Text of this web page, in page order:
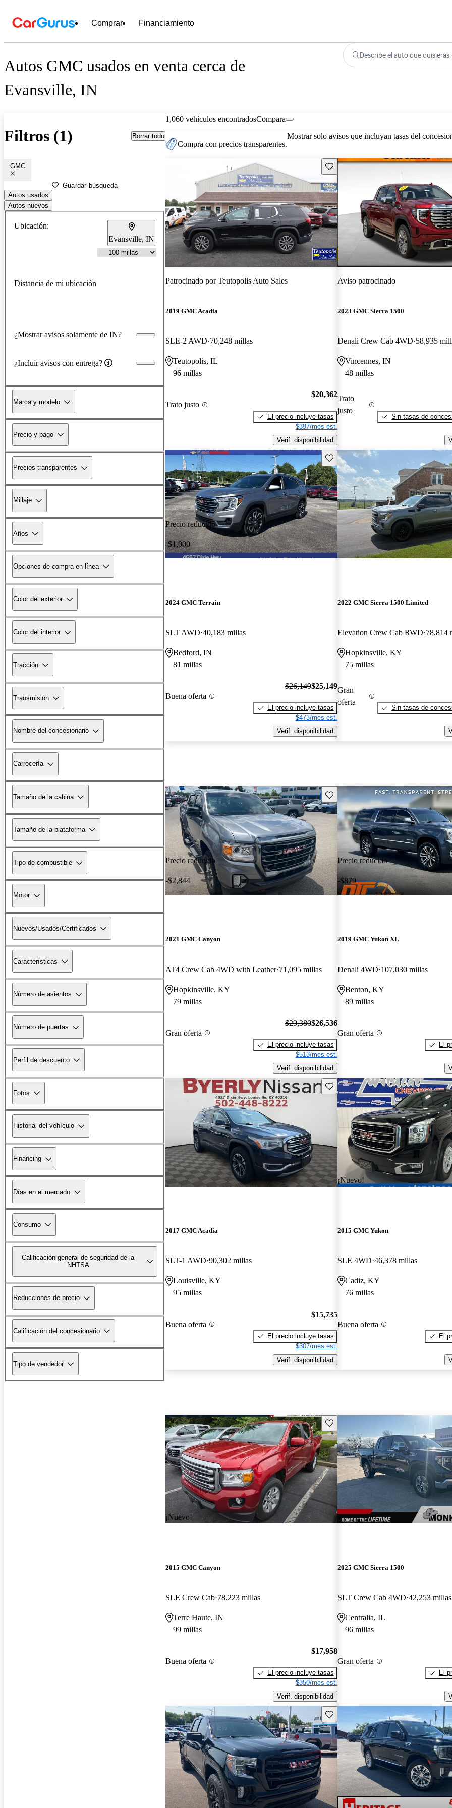
Comprar Financiamiento
Autos GMC usados en venta cerca de
Evansville, IN
Describe el auto que quisieras
Filtros (1) Borrar todo
GMC
Guardar búsqueda
Autos usados
Autos nuevos
Ubicación:
Evansville, IN
Distancia de mi ubicación
¿Mostrar avisos solamente de IN?
¿Incluir avisos con entrega?
Marca y modelo
Precio y pago
Precios transparentes
Millaje
Años
Opciones de compra en línea
Color del exterior
Color del interior
Tracción
Transmisión
Nombre del concesionario
Carrocería
Tamaño de la cabina
Tamaño de la plataforma
Tipo de combustible
Motor
Nuevos/Usados/Certificados
Características
Número de asientos
Número de puertas
Perfil de descuento
Fotos
Historial del vehículo
Financing
Días en el mercado
Consumo
Calificación general de seguridad de la
NHTSA
Reducciones de precio
Calificación del concesionario
Tipo de vendedor
1,060 vehículos encontradosCompara
Compra con precios transparentes.
Mostrar solo avisos que incluyan tasas del
Guarda este Aviso
Patrocinado porTeutopolis Auto Sales
2019 GMC Acadia
SLE-2 AWD 70,248 millas
Teutopolis, IL
96 millas
Trato justo
$20,362
El precio incluye tasas
$397/mes est.
Verif. disponibilidad
Aviso patrocinado
2023 GMC Sierra 1500
Denali Crew Cab 4WD 58,935
Vincennes, IN
48 millas
Trato
justo
Sin tasas de
Precio reducido
-$1,000
Guarda este Aviso
2024 GMC Terrain
SLT AWD 40,183 millas
Bedford, IN
81 millas
Buena oferta
$26,149$25,149
El precio incluye tasas
$473/mes est.
Verif. disponibilidad
2022 GMC Sierra 1500 Limited
Elevation Crew Cab RWD 78,814
Hopkinsville, KY
75 millas
Gran
oferta
Sin tasas de
Precio reducido
-$2,844
Guarda este Aviso
2021 GMC Canyon
AT4 Crew Cab 4WD with Leather 71,095 millas
Hopkinsville, KY
79 millas
Gran oferta
$29,380$26,536
El precio incluye tasas
$513/mes est.
Verif. disponibilidad
Precio reducido
-$879
2019 GMC Yukon XL
Denali 4WD 107,030 millas
Benton, KY
89 millas
Gran oferta
El
Guarda este Aviso
2017 GMC Acadia
SLT-1 AWD 90,302 millas
Louisville, KY
95 millas
Buena oferta
$15,735
El precio incluye tasas
$307/mes est.
Verif. disponibilidad
¡Nuevo!
2015 GMC Yukon
SLE 4WD 46,378 millas
Cadiz, KY
76 millas
Buena oferta
El
¡Nuevo!
Guarda este Aviso
2015 GMC Canyon
SLE Crew Cab 78,223 millas
Terre Haute, IN
99 millas
Buena oferta
$17,958
El precio incluye tasas
$350/mes est.
Verif. disponibilidad
2025 GMC Sierra 1500
SLT Crew Cab 4WD 42,253 millas
Centralia, IL
96 millas
Gran oferta
El
Guarda este Aviso